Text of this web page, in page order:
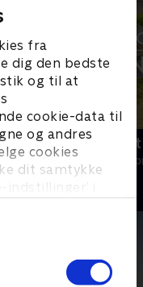
fra
dig den bedste
og til at
cookie-data til
og andres
cookies
dit samtykke
indstillinger’ i
Livsstil • 1